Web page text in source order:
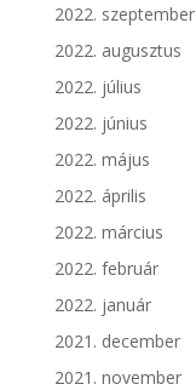
2022. szeptember
2022. augusztus
2022. július
2022. június
2022. május
2022. április
2022. március
2022. február
2022. január
2021. december
2021. november